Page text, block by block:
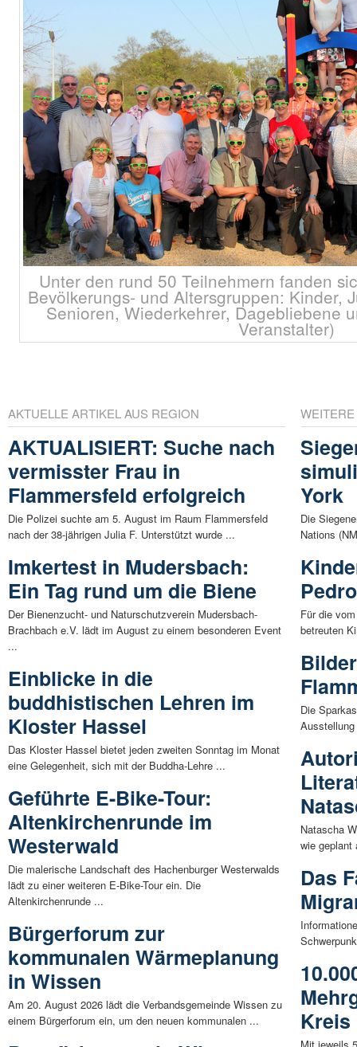
Unter den rund 50 Teilnehmern fanden
Bevölkerungs- und Altersgruppen: Kinder,
Senioren, Wiederkehrer, Dagebliebene
Veranstalter)
AKTUELLE ARTIKEL AUS REGION
AKTUALISIERT: Suche nach
vermisster Frau in
Flammersfeld erfolgreich
Die Polizei suchte am 5. August im Raum Flammersfeld
nach der 38-jährigen Julia F. Unterstützt wurde ...
Imkertest in Mudersbach:
Ein Tag rund um die Biene
Der Bienenzucht- und Naturschutzverein Mudersbach-
Brachbach e.V. lädt im August zu einem besonderen Event
...
Einblicke in die
buddhistischen Lehren im
Kloster Hassel
Das Kloster Hassel bietet jeden zweiten Sonntag im Monat
eine Gelegenheit, sich mit der Buddha-Lehre ...
Geführte E-Bike-Tour:
Altenkirchenrunde im
Westerwald
Die malerische Landschaft des Hachenburger Westerwalds
lädt zu einer weiteren E-Bike-Tour ein. Die
Altenkirchenrunde ...
Bürgerforum zur
kommunalen Wärmeplanung
in Wissen
Am 20. August 2026 lädt die Verbandsgemeinde Wissen zu
einem Bürgerforum ein, um den neuen kommunalen ...
York
Die
Nations
Für die
betreuten
Die
Natascha
wie geplant
Das
Kreis